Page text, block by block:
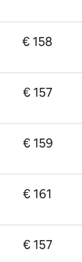
€ 158
€ 157
€ 159
€ 161
€ 157